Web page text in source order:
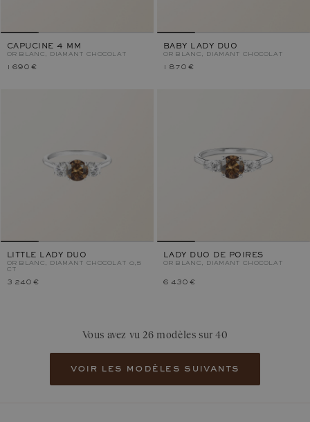
CAPUCINE 4 MM
OR BLANC, DIAMANT CHOCOLAT
1 690 €
BABY LADY DUO
OR BLANC, DIAMANT CHOCOLAT
1 870 €
LITTLE LADY DUO
OR BLANC, DIAMANT CHOCOLAT 0,5
CT
3 240 €
LADY DUO DE POIRES
OR BLANC, DIAMANT CHOCOLAT
6 430 €
Vous avez vu 26 modèles sur 40
voir les modèles suivants